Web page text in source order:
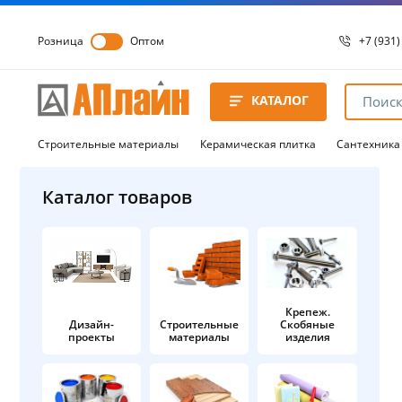
Розница Оптом +7
8 8172
8 8172
КАТАЛОГ
Строительные материалы Керамическая плитка Сантехника
Каталог товаров
Дизайн-
проекты
Строительные
материалы
Крепеж.
Скобяные
изделия